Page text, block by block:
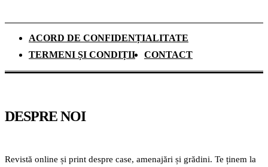
ACORD DE CONFIDENȚIALITATE
TERMENI ȘI CONDIȚII
CONTACT
DESPRE NOI
Revistă online și print despre case, amenajări și grădini. Te ținem la